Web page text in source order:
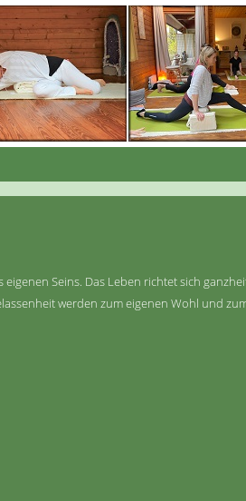
Seins. Das Leben richtet sich
werden zum eigenen Wohl und